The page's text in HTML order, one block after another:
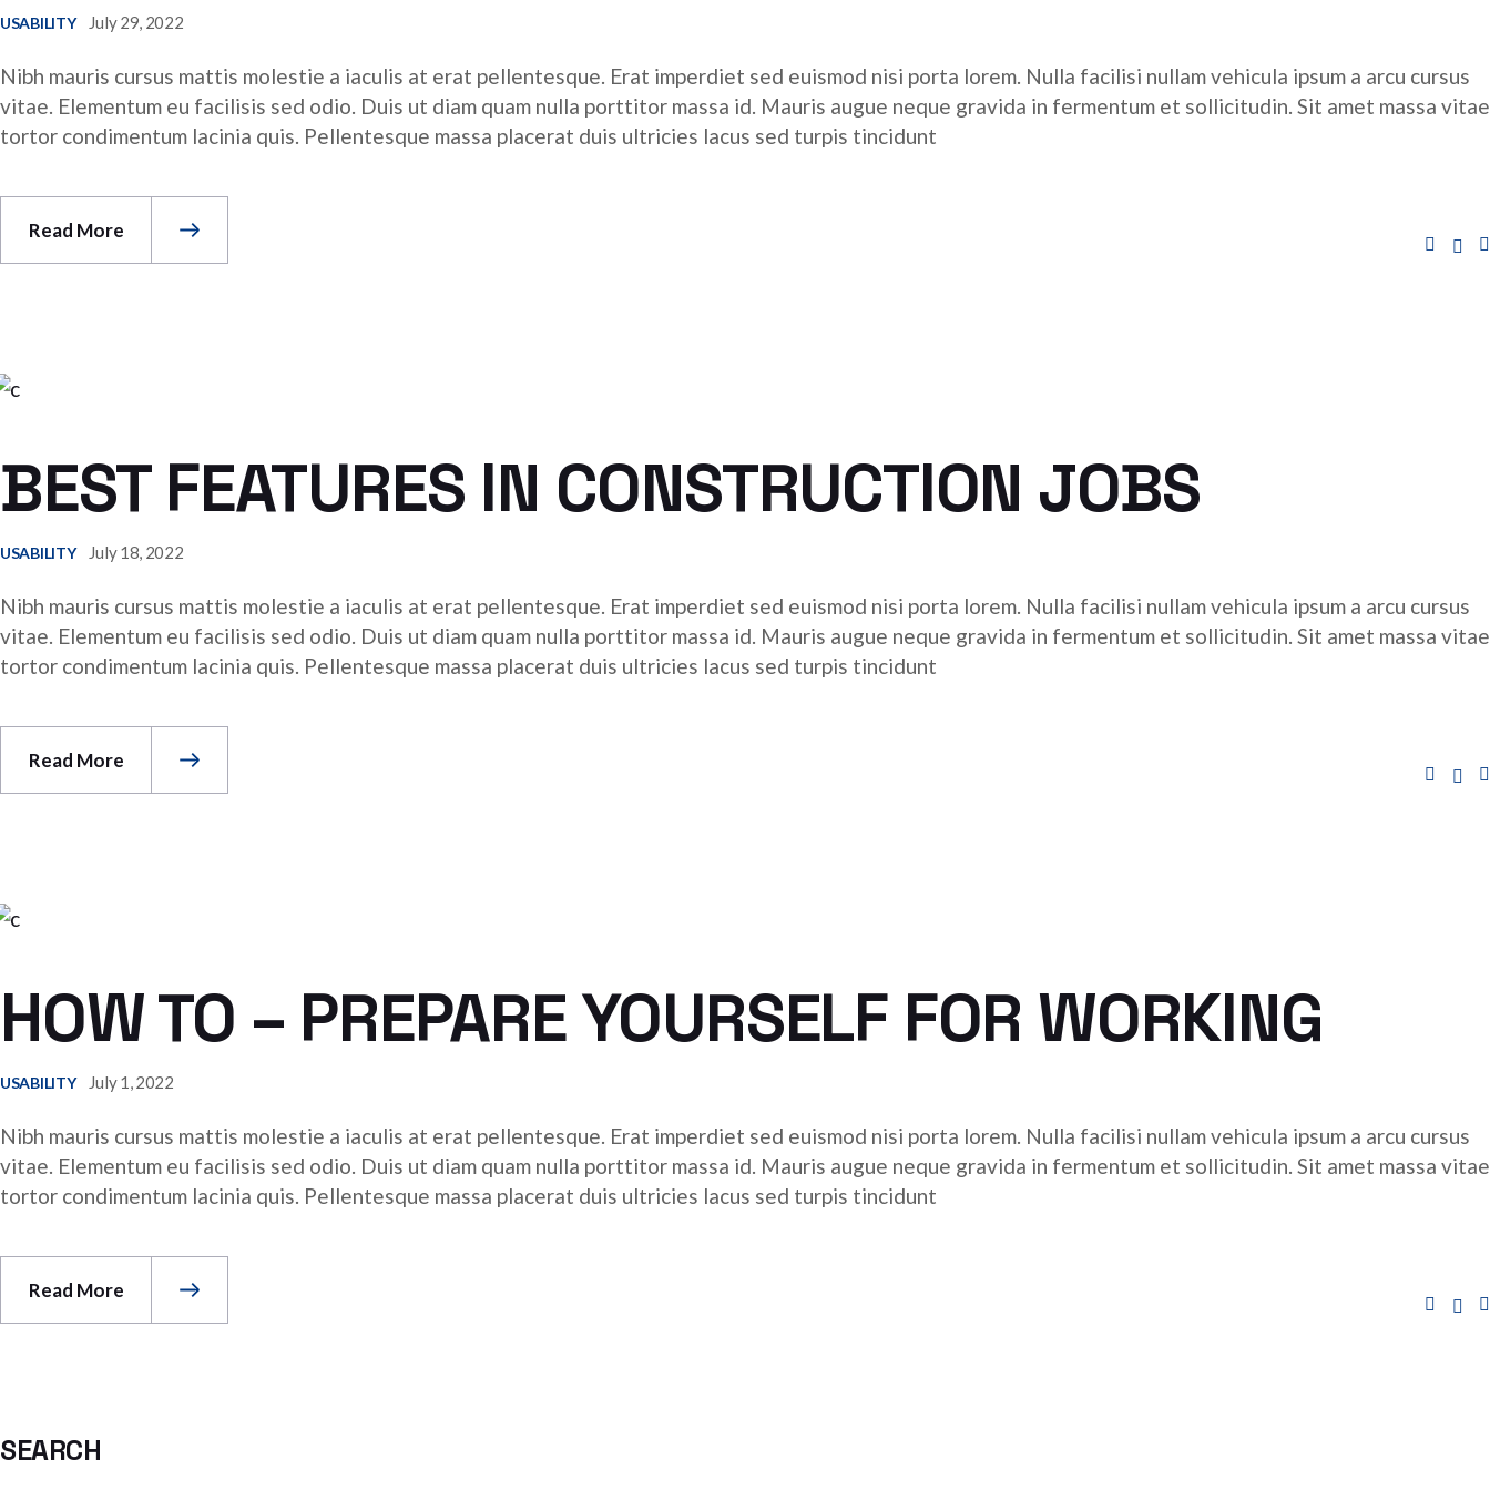
USABILITY July 29, 2022
Nibh mauris cursus mattis molestie a iaculis at erat pellentesque. Erat imperdiet sed euismod nisi porta lorem. Nulla facilisi nullam vehicula ipsum a arcu cursus
vitae. Elementum eu facilisis sed odio. Duis ut diam quam nulla porttitor massa id. Mauris augue neque gravida in fermentum et sollicitudin. Sit amet massa vitae
tortor condimentum lacinia quis. Pellentesque massa placerat duis ultricies lacus sed turpis tincidunt
Read More
BEST FEATURES IN CONSTRUCTION JOBS
USABILITY July 18, 2022
Nibh mauris cursus mattis molestie a iaculis at erat pellentesque. Erat imperdiet sed euismod nisi porta lorem. Nulla facilisi nullam vehicula ipsum a arcu cursus
vitae. Elementum eu facilisis sed odio. Duis ut diam quam nulla porttitor massa id. Mauris augue neque gravida in fermentum et sollicitudin. Sit amet massa vitae
tortor condimentum lacinia quis. Pellentesque massa placerat duis ultricies lacus sed turpis tincidunt
Read More
HOW TO – PREPARE YOURSELF FOR WORKING
USABILITY July 1, 2022
Nibh mauris cursus mattis molestie a iaculis at erat pellentesque. Erat imperdiet sed euismod nisi porta lorem. Nulla facilisi nullam vehicula ipsum a arcu cursus
vitae. Elementum eu facilisis sed odio. Duis ut diam quam nulla porttitor massa id. Mauris augue neque gravida in fermentum et sollicitudin. Sit amet massa vitae
tortor condimentum lacinia quis. Pellentesque massa placerat duis ultricies lacus sed turpis tincidunt
Read More
SEARCH